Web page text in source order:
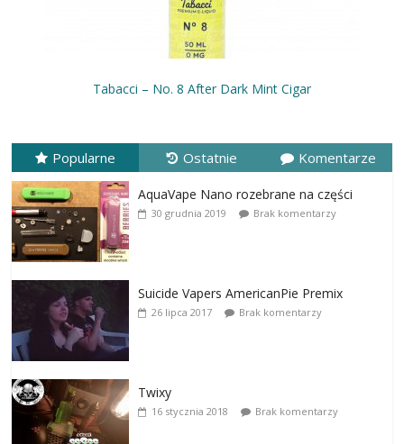
Tabacci – No. 8 After Dark Mint Cigar
Popularne Ostatnie Komentarze
AquaVape Nano rozebrane na części
30 grudnia 2019 Brak komentarzy
Suicide Vapers AmericanPie Premix
26 lipca 2017 Brak komentarzy
Twixy
16 stycznia 2018 Brak komentarzy